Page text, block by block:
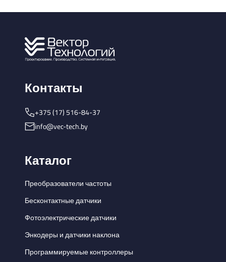
Контакты
+375 (17) 516-84-37
info@vec-tech.by
Каталог
Преобразователи частоты
Бесконтактные датчики
Фотоэлектрические датчики
Энкодеры и датчики наклона
Программируемые контроллеры